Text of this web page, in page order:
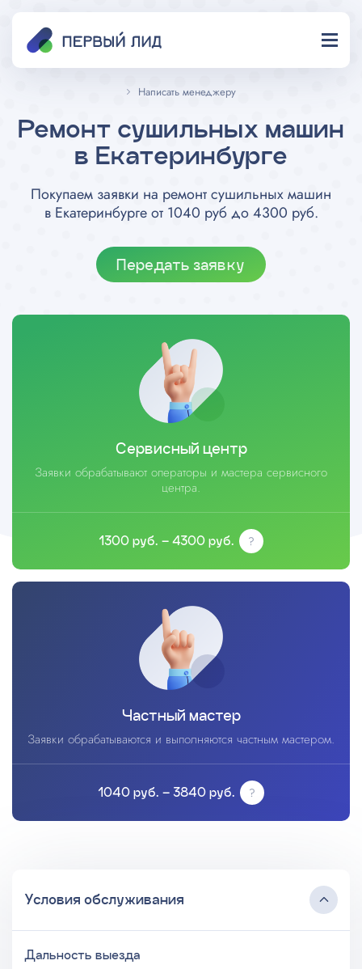
Написать менеджеру
Ремонт сушильных машин
в Екатеринбурге
Покупаем заявки на ремонт сушильных машин
в Екатеринбурге от 1040 руб до 4300 руб.
Передать заявку
Сервисный центр
Заявки обрабатывают операторы и мастера сервисного
центра.
1300 руб. – 4300 руб.
Частный мастер
Заявки обрабатываются и выполняются частным мастером.
1040 руб. – 3840 руб.
Условия обслуживания
Дальность выезда